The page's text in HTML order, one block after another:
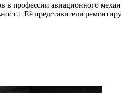
в профессии авиационного
Её представители